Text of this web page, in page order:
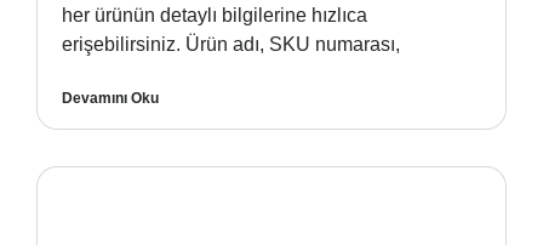
her ürünün detaylı bilgilerine hızlıca
erişebilirsiniz. Ürün adı, SKU numarası,
Devamını Oku